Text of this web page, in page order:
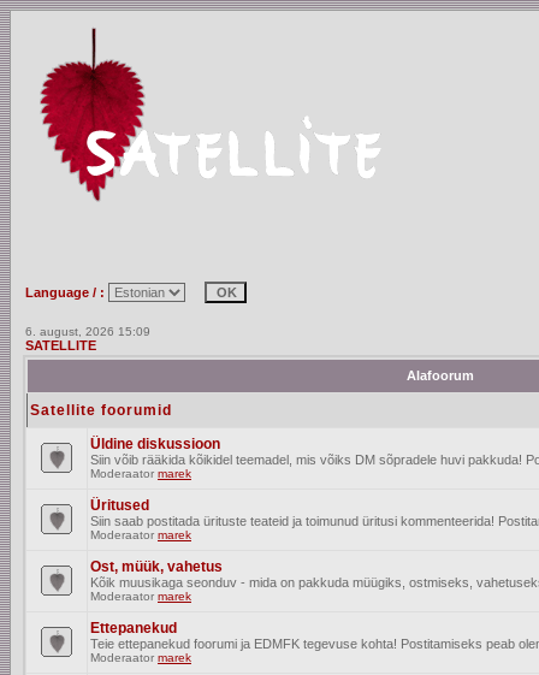
Language / :
6. august, 2026 15:09
SATELLITE
Alafoorum
Satellite foorumid
Üldine diskussioon
Siin võib rääkida kõikidel teemadel, mis võiks DM sõpradele huvi pakkuda!
Moderaator marek
Üritused
Siin saab postitada ürituste teateid ja toimunud üritusi kommenteerida!
Moderaator marek
Ost, müük, vahetus
Kõik muusikaga seonduv - mida on pakkuda müügiks, ostmiseks,
Moderaator marek
Ettepanekud
Teie ettepanekud foorumi ja EDMFK tegevuse kohta! Postitamiseks peab
Moderaator marek